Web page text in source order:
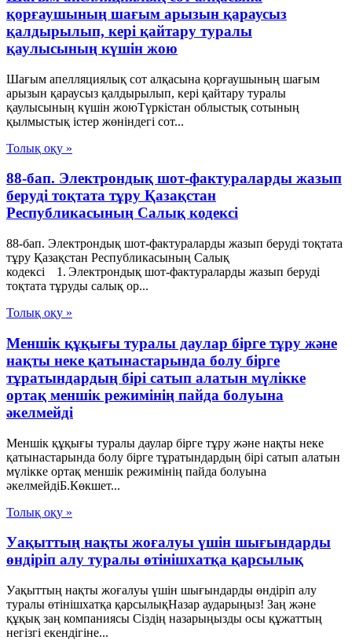
қорғаушының шағым арызын қараусыз
қалдырылып, кері қайтару туралы
қаулысының күшін жою
Шағым апелляциялық сот алқасына қорғаушының шағым
арызын қараусыз қалдырылып, кері қайтару туралы
қаулысының күшін жоюТүркістан облыстық сотының
қылмыстық істер жөніндегі сот...
Толық оқу »
88-бап. Электрондық шот-фактураларды жазып
беруді тоқтата тұру Қазақстан
Республикасының Салық кодексі
88-бап. Электрондық шот-фактураларды жазып беруді тоқтата
тұру Қазақстан Республикасының Салық
кодексі 1. Электрондық шот-фактураларды жазып беруді
тоқтата тұруды салық ор...
Толық оқу »
Меншік құқығы туралы даулар бірге тұру және
нақты неке қатынастарында болу бірге
тұратындардың бірі сатып алатын мүлікке
ортақ меншік режимінің пайда болуына
әкелмейді
Меншік құқығы туралы даулар бірге тұру және нақты неке
қатынастарында болу бірге тұратындардың бірі сатып алатын
мүлікке ортақ меншік режимінің пайда болуына
әкелмейдіБ.Көкшет...
Толық оқу »
Уақыттың нақты жоғалуы үшін шығындарды
өндіріп алу туралы өтінішхатқа қарсылық
Уақыттың нақты жоғалуы үшін шығындарды өндіріп алу
туралы өтінішхатқа қарсылықНазар аударыңыз! Заң және
құқық заң компаниясы Сіздің назарыңызды осы құжаттың
негізгі екендігіне...